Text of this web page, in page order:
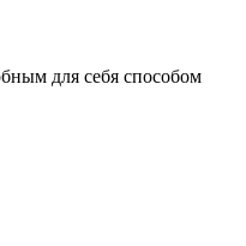
для себя способом